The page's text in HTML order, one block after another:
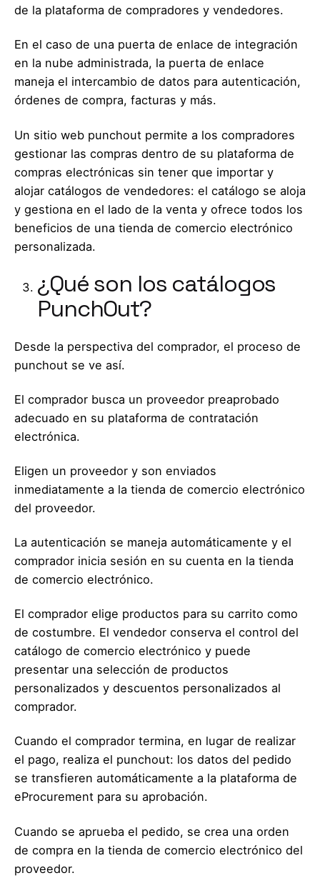
de la plataforma de compradores y vendedores.
En el caso de una puerta de enlace de integración
en la nube administrada, la puerta de enlace
maneja el intercambio de datos para autenticación,
órdenes de compra, facturas y más.
Un sitio web punchout permite a los compradores
gestionar las compras dentro de su plataforma de
compras electrónicas sin tener que importar y
alojar catálogos de vendedores: el catálogo se aloja
y gestiona en el lado de la venta y ofrece todos los
beneficios de una tienda de comercio electrónico
personalizada.
¿Qué son los catálogos
PunchOut?
Desde la perspectiva del comprador, el proceso de
punchout se ve así.
El comprador busca un proveedor preaprobado
adecuado en su plataforma de contratación
electrónica.
Eligen un proveedor y son enviados
inmediatamente a la tienda de comercio electrónico
del proveedor.
La autenticación se maneja automáticamente y el
comprador inicia sesión en su cuenta en la tienda
de comercio electrónico.
El comprador elige productos para su carrito como
de costumbre. El vendedor conserva el control del
catálogo de comercio electrónico y puede
presentar una selección de productos
personalizados y descuentos personalizados al
comprador.
Cuando el comprador termina, en lugar de realizar
el pago, realiza el punchout: los datos del pedido
se transfieren automáticamente a la plataforma de
eProcurement para su aprobación.
Cuando se aprueba el pedido, se crea una orden
de compra en la tienda de comercio electrónico del
proveedor.